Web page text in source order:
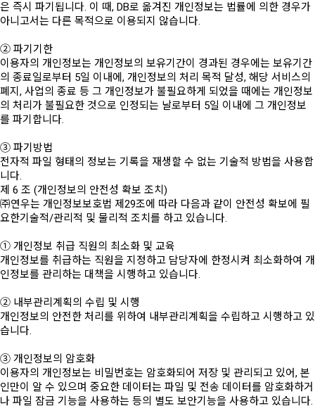
은 즉시 파기됩니다. 이 때, DB로 옮겨진 개인정보는 법률에 의한 경우가
아니고서는 다른 목적으로 이용되지 않습니다.
② 파기기한
이용자의 개인정보는 개인정보의 보유기간이 경과된 경우에는 보유기간
의 종료일로부터 5일 이내에, 개인정보의 처리 목적 달성, 해당 서비스의
폐지, 사업의 종료 등 그 개인정보가 불필요하게 되었을 때에는 개인정보
의 처리가 불필요한 것으로 인정되는 날로부터 5일 이내에 그 개인정보
를 파기합니다.
③ 파기방법
전자적 파일 형태의 정보는 기록을 재생할 수 없는 기술적 방법을 사용합
니다.
제 6 조 (개인정보의 안전성 확보 조치)
㈜연우는 개인정보보호법 제29조에 따라 다음과 같이 안전성 확보에 필
요한기술적/관리적 및 물리적 조치를 하고 있습니다.
① 개인정보 취급 직원의 최소화 및 교육
개인정보를 취급하는 직원을 지정하고 담당자에 한정시켜 최소화하여 개
인정보를 관리하는 대책을 시행하고 있습니다.
② 내부관리계획의 수립 및 시행
개인정보의 안전한 처리를 위하여 내부관리계획을 수립하고 시행하고 있
습니다.
③ 개인정보의 암호화
이용자의 개인정보는 비밀번호는 암호화되어 저장 및 관리되고 있어, 본
인만이 알 수 있으며 중요한 데이터는 파일 및 전송 데이터를 암호화하거
나 파일 잠금 기능을 사용하는 등의 별도 보안기능을 사용하고 있습니다.